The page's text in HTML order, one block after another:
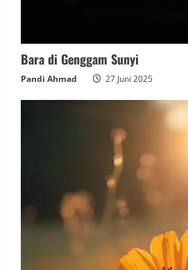
Bara di Genggam Sunyi
Pandi Ahmad 27 Juni 2025